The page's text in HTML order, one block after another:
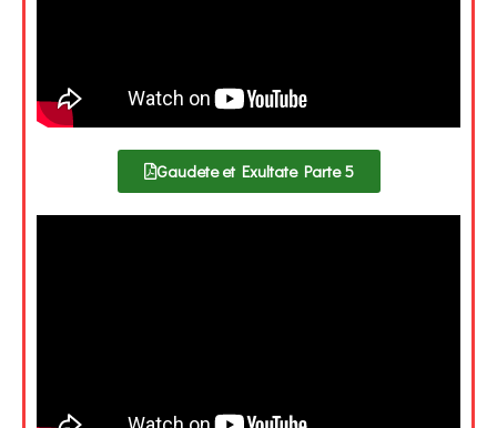
Gaudete et Exultate Parte 5